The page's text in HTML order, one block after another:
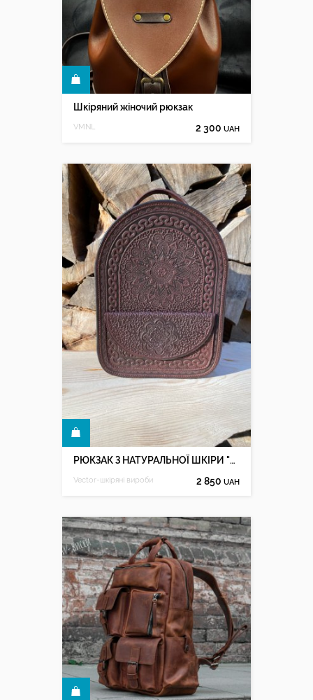
Шкіряний жіночий рюкзак
VMNL 2 300 UAH
РЮКЗАК З НАТУРАЛЬНОЇ ШКІРИ "ТАЛІСМАН" Бордо
Vector-шкіряні вироби 2 850 UAH